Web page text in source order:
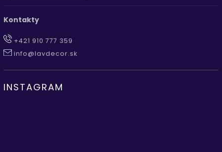
Kontakty
+421 910 777 359
info@lavdecor.sk
INSTAGRAM